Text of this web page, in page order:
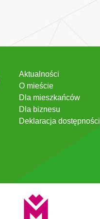
Aktualności
O mieście
Dla mieszkańców
Dla biznesu
Deklaracja dostępności